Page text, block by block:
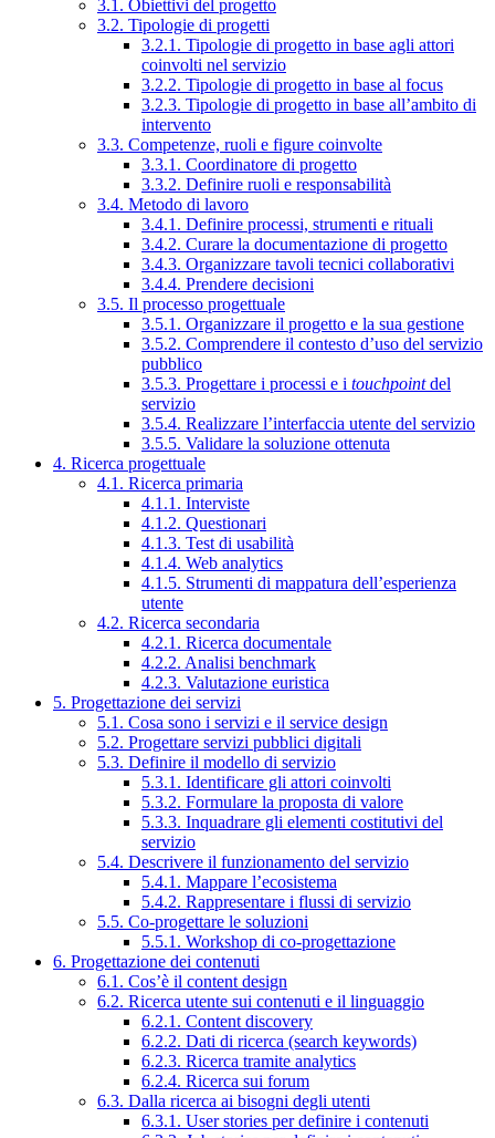
3.1. Obiettivi del progetto
3.2. Tipologie di progetti
3.2.1. Tipologie di progetto in base agli attori
coinvolti nel servizio
3.2.2. Tipologie di progetto in base al focus
3.2.3. Tipologie di progetto in base all’ambito di
intervento
3.3. Competenze, ruoli e figure coinvolte
3.3.1. Coordinatore di progetto
3.3.2. Definire ruoli e responsabilità
3.4. Metodo di lavoro
3.4.1. Definire processi, strumenti e rituali
3.4.2. Curare la documentazione di progetto
3.4.3. Organizzare tavoli tecnici collaborativi
3.4.4. Prendere decisioni
3.5. Il processo progettuale
3.5.1. Organizzare il progetto e la sua gestione
3.5.2. Comprendere il contesto d’uso del servizio
pubblico
3.5.3. Progettare i processi e i touchpointdel
servizio
3.5.4. Realizzare l’interfaccia utente del servizio
3.5.5. Validare la soluzione ottenuta
4. Ricerca progettuale
4.1. Ricerca primaria
4.1.1. Interviste
4.1.2. Questionari
4.1.3. Test di usabilità
4.1.4. Web analytics
4.1.5. Strumenti di mappatura dell’esperienza
utente
4.2. Ricerca secondaria
4.2.1. Ricerca documentale
4.2.2. Analisi benchmark
4.2.3. Valutazione euristica
5. Progettazione dei servizi
5.1. Cosa sono i servizi e il service design
5.2. Progettare servizi pubblici digitali
5.3. Definire il modello di servizio
5.3.1. Identificare gli attori coinvolti
5.3.2. Formulare la proposta di valore
5.3.3. Inquadrare gli elementi costitutivi del
servizio
5.4. Descrivere il funzionamento del servizio
5.4.1. Mappare l’ecosistema
5.4.2. Rappresentare i flussi di servizio
5.5. Co-progettare le soluzioni
5.5.1. Workshop di co-progettazione
6. Progettazione dei contenuti
6.1. Cos’è il content design
6.2. Ricerca utente sui contenuti e il linguaggio
6.2.1. Content discovery
6.2.2. Dati di ricerca (search keywords)
6.2.3. Ricerca tramite analytics
6.2.4. Ricerca sui forum
6.3. Dalla ricerca ai bisogni degli utenti
6.3.1. User stories per definire i contenuti